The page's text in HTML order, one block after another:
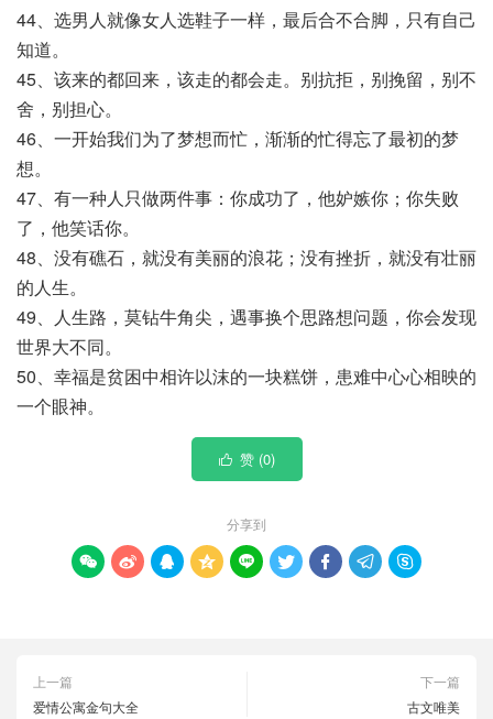
44、选男人就像女人选鞋子一样，最后合不合脚，只有自己
知道。
45、该来的都回来，该走的都会走。别抗拒，别挽留，别不
舍，别担心。
46、一开始我们为了梦想而忙，渐渐的忙得忘了最初的梦
想。
47、有一种人只做两件事：你成功了，他妒嫉你；你失败
了，他笑话你。
48、没有礁石，就没有美丽的浪花；没有挫折，就没有壮丽
的人生。
49、人生路，莫钻牛角尖，遇事换个思路想问题，你会发现
世界大不同。
50、幸福是贫困中相许以沫的一块糕饼，患难中心心相映的
一个眼神。
 赞 (0)
分享到
        
上一篇
爱情公寓金句大全
下一篇
古文唯美